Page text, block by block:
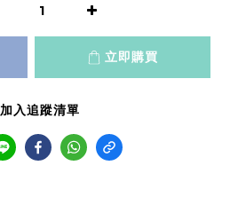
立即購買
加入追蹤清單